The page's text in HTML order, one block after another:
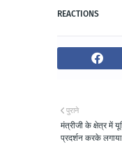
REACTIONS
पुराने
मंत्रीजी के क्षेत्र में
प्रदर्शन करके